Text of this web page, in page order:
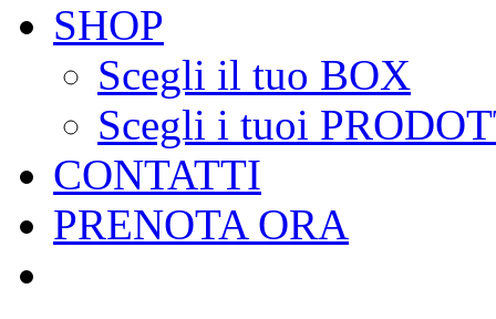
SHOP
Scegli il tuo BOX
Scegli i tuoi
CONTATTI
PRENOTA ORA